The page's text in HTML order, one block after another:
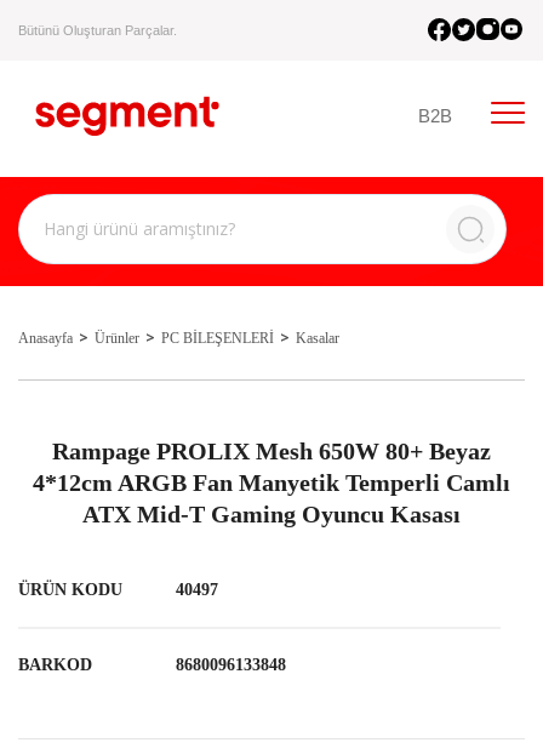
Bütünü Oluşturan Parçalar.
B2B
Anasayfa Ürünler PC BİLEŞENLERİ Kasalar
Rampage PROLIX Mesh 650W 80+ Beyaz
4*12cm ARGB Fan Manyetik Temperli Camlı
ATX Mid-T Gaming Oyuncu Kasası
ÜRÜN KODU 40497
BARKOD 8680096133848